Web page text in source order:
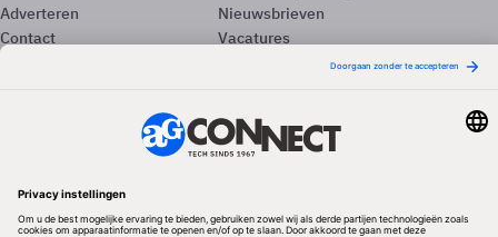
Adverteren
Contact
Nieuwsbrieven
Vacatures